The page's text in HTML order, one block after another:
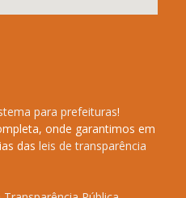
para prefeituras!
onde garantimos em
das leis de transparência